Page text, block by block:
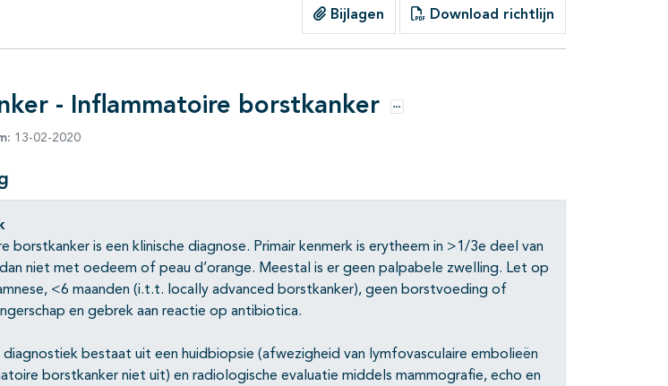
Bijlagen Download richtlijn
dichtklappen
- Inflammatoire borstkanker Opties
13-02-2020
borstkanker is een klinische diagnose. Primair kenmerk is erytheem in >1/3e deel van
niet met oedeem of peau d’orange. Meestal is er geen palpabele zwelling. Let op
<6 maanden (i.t.t. locally advanced borstkanker), geen borstvoeding of
en gebrek aan reactie op antibiotica.
diagnostiek bestaat uit een huidbiopsie (afwezigheid van lymfovasculaire embolieën
borstkanker niet uit) en radiologische evaluatie middels mammografie, echo en